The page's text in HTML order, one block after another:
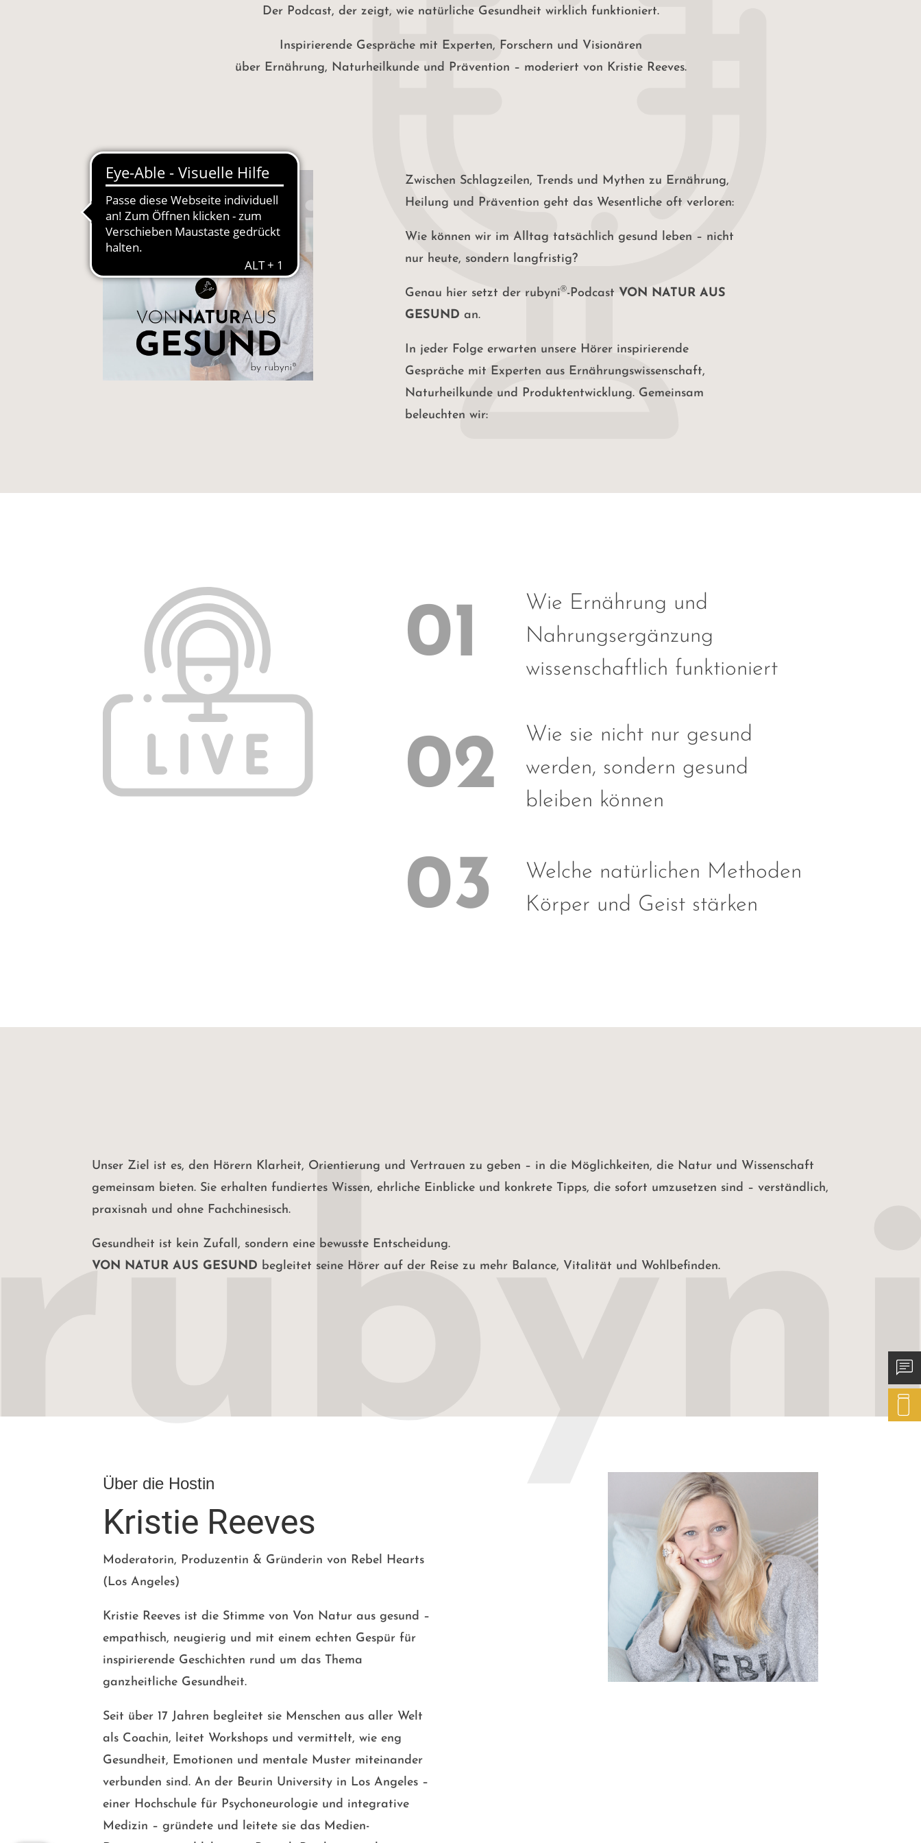
Der Podcast, der zeigt, wie natürliche Gesundheit wirklich funktioniert.
Inspirierende Gespräche mit Experten, Forschern und Visionären
über Ernährung, Naturheilkunde und Prävention – moderiert von Kristie Reeves.
Zwischen Schlagzeilen, Trends und Mythen zu Ernährung,
Heilung und Prävention geht das Wesentliche oft verloren:
Wie können wir im Alltag tatsächlich gesund leben – nicht
nur heute, sondern langfristig?
Genau hier setzt der rubyni®-Podcast VON NATUR AUS
GESUND an.
In jeder Folge erwarten unsere Hörer inspirierende
Gespräche mit Experten aus Ernährungswissenschaft,
Naturheilkunde und Produktentwicklung. Gemeinsam
beleuchten wir:
Wie Ernährung und
Nahrungsergänzung
wissenschaftlich funktioniert
Wie sie nicht nur gesund
werden, sondern gesund
bleiben können
Welche natürlichen Methoden
Körper und Geist stärken
Unser Ziel ist es, den Hörern Klarheit, Orientierung und Vertrauen zu geben – in die Möglichkeiten, die Natur und Wissenschaft
gemeinsam bieten. Sie erhalten fundiertes Wissen, ehrliche Einblicke und konkrete Tipps, die sofort umzusetzen sind – verständlich,
praxisnah und ohne Fachchinesisch.
Gesundheit ist kein Zufall, sondern eine bewusste Entscheidung.
VON NATUR AUS GESUND begleitet seine Hörer auf der Reise zu mehr Balance, Vitalität und Wohlbefinden.
Über die Hostin
Kristie Reeves
Moderatorin, Produzentin & Gründerin von Rebel Hearts
(Los Angeles)
Kristie Reeves ist die Stimme von Von Natur aus gesund –
empathisch, neugierig und mit einem echten Gespür für
inspirierende Geschichten rund um das Thema
ganzheitliche Gesundheit.
Seit über 17 Jahren begleitet sie Menschen aus aller Welt
als Coachin, leitet Workshops und vermittelt, wie eng
Gesundheit, Emotionen und mentale Muster miteinander
verbunden sind. An der Beurin University in Los Angeles –
einer Hochschule für Psychoneurologie und integrative
Medizin – gründete und leitete sie das Medien-